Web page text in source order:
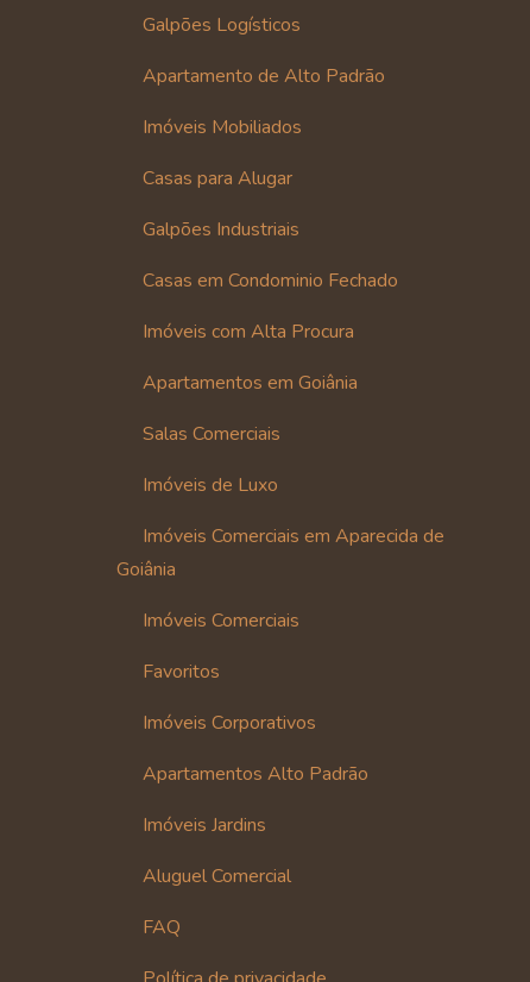
Galpões Logísticos
Apartamento de Alto Padrão
Imóveis Mobiliados
Casas para Alugar
Galpões Industriais
Casas em Condominio Fechado
Imóveis com Alta Procura
Apartamentos em Goiânia
Salas Comerciais
Imóveis de Luxo
Imóveis Comerciais em Aparecida de
Goiânia
Imóveis Comerciais
Favoritos
Imóveis Corporativos
Apartamentos Alto Padrão
Imóveis Jardins
Aluguel Comercial
FAQ